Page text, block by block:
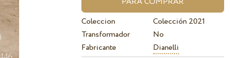
Coleccion
Colección 2021
Transformador
No
Fabricante
Dianelli